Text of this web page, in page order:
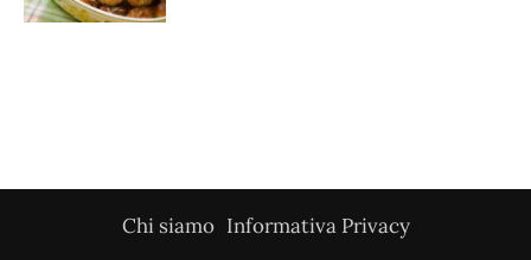
Chi siamo Informativa Privacy